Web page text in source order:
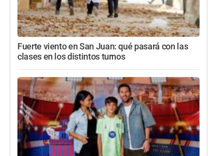
Fuerte viento en San Juan: qué pasará con las
clases en los distintos turnos